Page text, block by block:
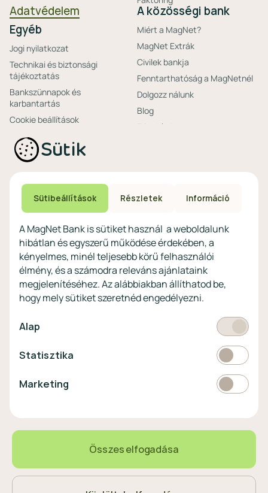
Adatvédelem
Egyéb
Jogi nyilatkozat
Technikai és biztonsági
tájékoztatás
Bankszünnapok és
karbantartás
Cookie beállítások
A közösségi bank
Miért a MagNet?
MagNet Extrák
Civilek bankja
Fenntarthatóság a MagNetnél
Dolgozz nálunk
Blog
Friss hírek
Ajánlataink non-
profitoknak
számlacsomagok
Megtakarítások non-
profitoknak
Digitális szolgáltatások non-
profitoknak
eszközökön
Vértezze fel magát a
kibercsalásokkal
szemben!
Látogasson el a KiberPajzs
honlapra!
választó
EUR
Magyar
Sütik
Sütibeállítások Részletek Információ
A MagNet Bank is sütiket használ a weboldalunk
hibátlan és egyszerű működése érdekében, a
kényelmes, minél teljesebb körű felhasználói
élmény, és a számodra releváns ajánlataink
megjelenítéséhez. Az alábbiakban állíthatod be,
hogy mely sütiket szeretnéd engedélyezni.
Alap Kötelező
Statisztika Statisztikai
Marketing Marketing
Összes elfogadása